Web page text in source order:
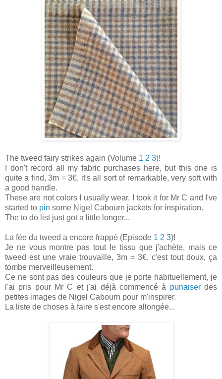
The tweed fairy strikes again (Volume 1 2 3)!
I don't record all my fabric purchases here, but this one is
quite a find, 3m = 3€, it's all sort of remarkable, very soft with
a good handle.
These are not colors I usually wear, I took it for Mr C and I've
started to pin some Nigel Cabourn jackets for inspiration.
The to do list just got a little longer...
La fée du tweed a encore frappé (Episode 1 2 3)!
Je ne vous montre pas tout le tissu que j'achète, mais ce
tweed est une vraie trouvaille, 3m = 3€, c'est tout doux, ça
tombe merveilleusement.
Ce ne sont pas des couleurs que je porte habituellement, je
l'ai pris pour Mr C et j'ai déjà commencé à punaiserdes
petites images de Nigel Cabourn pour m'inspirer.
La liste de choses à faire s'est encore allongée...